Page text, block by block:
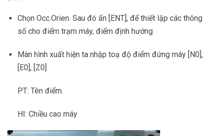
Chọn Occ.Orien. Sau đó ấn [ENT], để thiết lập các thông
số cho điểm trạm máy, điểm định hướng
Màn hình xuất hiện ta nhập toạ độ điểm đứng máy [N0],
[E0], [Z0]
PT: Tên điểm.
HI: Chiều cao máy